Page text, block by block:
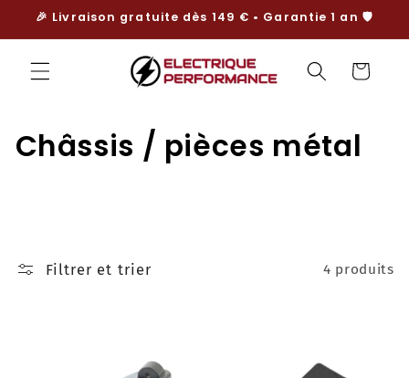
et
passer
au
contenu
🎉 Livraison gratuite dès 149 € • Garantie 1 an 🛡️
Panier
C
l
Châssis / pièces métal
Filtrer et trier 4 produits